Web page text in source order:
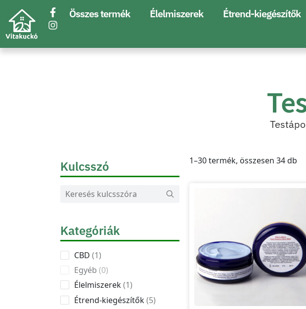
Összes termék Élelmiszerek Étrend-kiegészítők
Kulcsszó
Kategóriák
CBD 1
Egyéb 0
Élelmiszerek 1
Étrend-kiegészítők 5
1–30 termék, összesen 34 db